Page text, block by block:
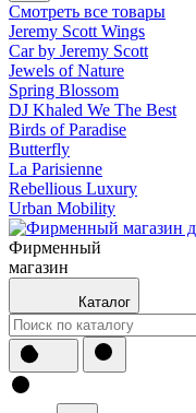
Смотреть все товары
Jeremy Scott Wings
Car by Jeremy Scott
Jewels of Nature
Spring Blossom
DJ Khaled We The Best
Birds of Paradise
Butterfly
La Parisienne
Rebellious Luxury
Urban Mobility
Фирменный
магазин
Каталог